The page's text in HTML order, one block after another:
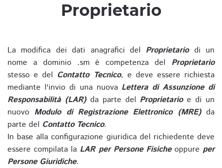
Proprietario
La modifica dei dati anagrafici del Proprietariodi un
nome a dominio .sm è competenza del Proprietario
stesso e del Contatto Tecnico, e deve essere richiesta
mediante l'invio di una nuova Lettera di Assunzione di
Responsabilità (LAR)da parte del Proprietarioe di un
nuovo Modulo di Registrazione Elettronico (MRE)da
parte del Contatto Tecnico.
In base alla configurazione giuridica del richiedente deve
essere compilata la LAR per Persone Fisicheoppure per
Persone Giuridiche.